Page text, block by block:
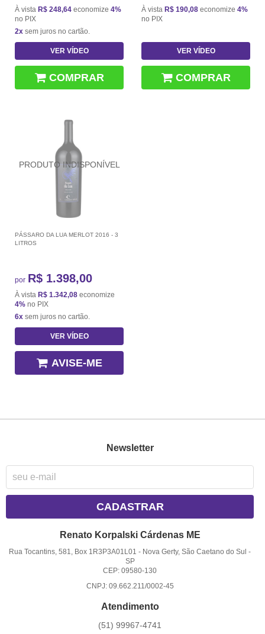
À vista R$ 248,64 economize 4%
no PIX
2x sem juros no cartão.
VER VÍDEO
COMPRAR
À vista R$ 190,08 economize 4%
no PIX
VER VÍDEO
COMPRAR
PÁSSARO DA LUA MERLOT 2016 - 3
LITROS
por R$ 1.398,00
À vista R$ 1.342,08 economize
4% no PIX
6x sem juros no cartão.
VER VÍDEO
AVISE-ME
Newsletter
CADASTRAR
Renato Korpalski Cárdenas ME
Rua Tocantins, 581, Box 1R3P3A01L01 - Nova Gerty, São Caetano do Sul -
SP
CEP: 09580-130
CNPJ: 09.662.211/0002-45
Atendimento
(51) 99967-4741